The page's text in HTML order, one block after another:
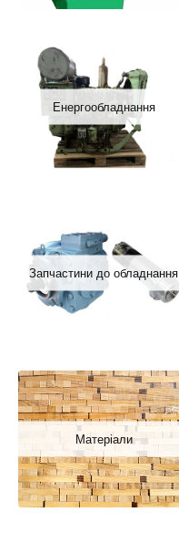
Енергообладнання
Запчастини до обладнання
Матеріали